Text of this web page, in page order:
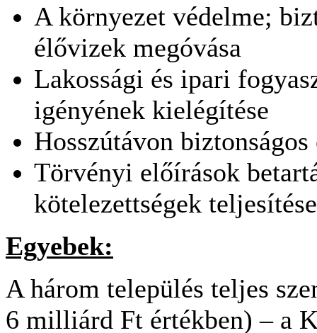
A környezet védelme;
élővizek megóvása
Lakossági és ipari
igényének kielégítése
Hosszútávon biztonságos
Törvényi előírások
kötelezettségek teljesítése
Egyebek:
A három település teljes
6 milliárd Ft értékben) – a